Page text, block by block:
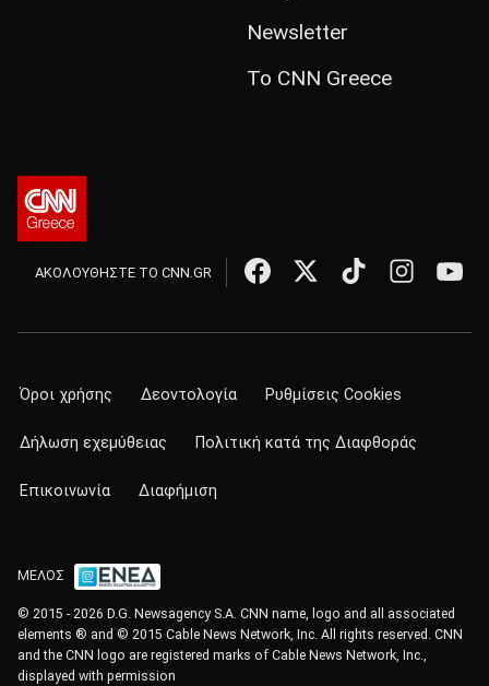
Newsletter
Το CNN Greece
ΑΚΟΛΟΥΘΗΣΤΕ ΤΟ CNN.GR
Όροι χρήσης Δεοντολογία Ρυθμίσεις Cookies
Δήλωση εχεμύθειας Πολιτική κατά της Διαφθοράς
Επικοινωνία Διαφήμιση
ΜΕΛΟΣ
© 2015 - 2026 D.G. Newsagency S.A. CNN name, logo and all associated
elements ® and © 2015 Cable News Network, Inc. All rights reserved. CNN
and the CNN logo are registered marks of Cable News Network, Inc.,
displayed with permission